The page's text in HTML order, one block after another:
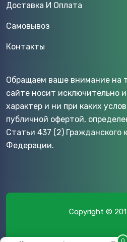
0
Доставка И Оплата
Самовывоз
Контакты
Обращаем ваше внимание на
сайте носит исключительно
характер и ни при каких
публичной офертой,
Статьи 437 (2) Гражданского
Федерации.
Copyright ©